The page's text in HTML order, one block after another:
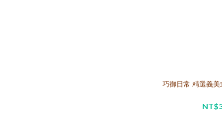
巧御日常 精選義